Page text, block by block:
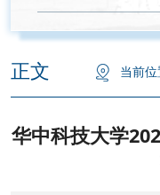
正文 当前位
华中科技大学